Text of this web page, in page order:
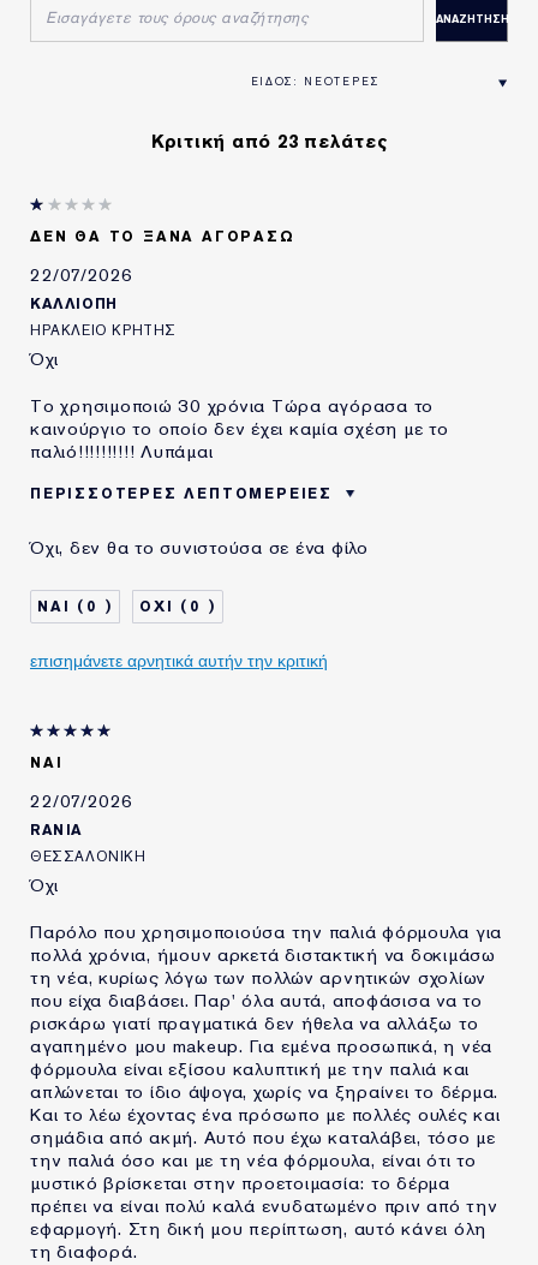
Κριτική από 23 πελάτες
ΔΕΝ ΘΑ ΤΟ ΞΑΝΆ ΑΓΟΡΆΣΩ
22/07/2026
ΚΑΛΛΙΌΠΗ
ΗΡΆΚΛΕΙΟ ΚΡΉΤΗΣ
Όχι
Το χρησιμοποιώ 30 χρόνια Τώρα αγόρασα το
καινούργιο το οποίο δεν έχει καμία σχέση με το
παλιό!!!!!!!!!! Λυπάμαι
ΠΕΡΙΣΣΌΤΕΡΕΣ ΛΕΠΤΟΜΈΡΕΙΕΣ
Όχι, δεν θα το συνιστούσα σε ένα φίλο
0 0
επισημάνετε αρνητικά αυτήν την κριτική
ΝΑΙ
22/07/2026
RANIA
ΘΕΣΣΑΛΟΝΙΚΗ
Όχι
Παρόλο που χρησιμοποιούσα την παλιά φόρμουλα για
πολλά χρόνια, ήμουν αρκετά διστακτική να δοκιμάσω
τη νέα, κυρίως λόγω των πολλών αρνητικών σχολίων
που είχα διαβάσει. Παρ' όλα αυτά, αποφάσισα να το
ρισκάρω γιατί πραγματικά δεν ήθελα να αλλάξω το
αγαπημένο μου makeup. Για εμένα προσωπικά, η νέα
φόρμουλα είναι εξίσου καλυπτική με την παλιά και
απλώνεται το ίδιο άψογα, χωρίς να ξηραίνει το δέρμα.
Και το λέω έχοντας ένα πρόσωπο με πολλές ουλές και
σημάδια από ακμή. Αυτό που έχω καταλάβει, τόσο με
την παλιά όσο και με τη νέα φόρμουλα, είναι ότι το
μυστικό βρίσκεται στην προετοιμασία: το δέρμα
πρέπει να είναι πολύ καλά ενυδατωμένο πριν από την
εφαρμογή. Στη δική μου περίπτωση, αυτό κάνει όλη
τη διαφορά.